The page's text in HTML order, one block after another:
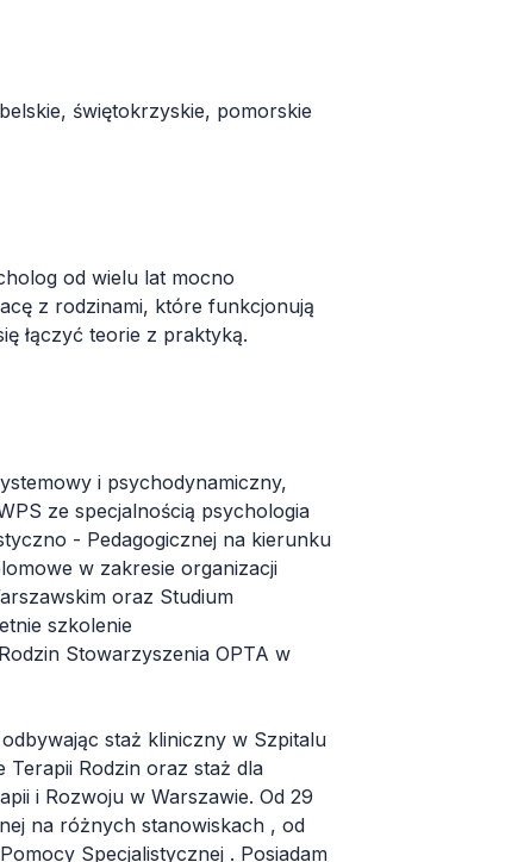
świętokrzyskie, pomorskie
od wielu lat mocno
z rodzinami, które funkcjonują
łączyć teorie z praktyką.
i psychodynamiczny,
ze specjalnością psychologia
- Pedagogicznej na kierunku
w zakresie organizacji
oraz Studium
szkolenie
Stowarzyszenia OPTA w
staż kliniczny w Szpitalu
Terapii Rodzin oraz staż dla
i Rozwoju w Warszawie. Od 29
na różnych stanowiskach , od
Specjalistycznej . Posiadam